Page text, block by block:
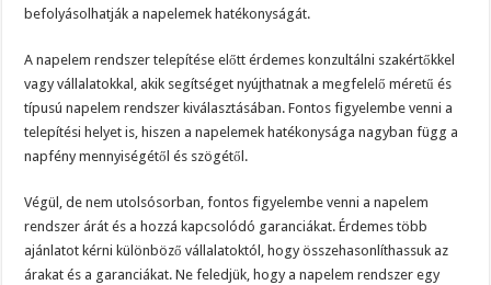
befolyásolhatják a napelemek hatékonyságát.
A napelem rendszer telepítése előtt érdemes konzultálni szakértőkkel
vagy vállalatokkal, akik segítséget nyújthatnak a megfelelő méretű és
típusú napelem rendszer kiválasztásában. Fontos figyelembe venni a
telepítési helyet is, hiszen a napelemek hatékonysága nagyban függ a
napfény mennyiségétől és szögétől.
Végül, de nem utolsósorban, fontos figyelembe venni a napelem
rendszer árát és a hozzá kapcsolódó garanciákat. Érdemes több
ajánlatot kérni különböző vállalatoktól, hogy összehasonlíthassuk az
árakat és a garanciákat. Ne feledjük, hogy a napelem rendszer egy